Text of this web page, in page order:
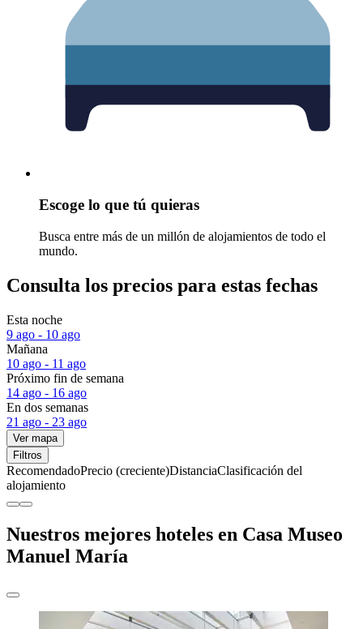
Escoge lo que tú quieras
Busca entre más de un millón de alojamientos de todo el
mundo.
Consulta los precios para estas fechas
Esta noche
9 ago - 10 ago
Mañana
10 ago - 11 ago
Próximo fin de semana
14 ago - 16 ago
En dos semanas
21 ago - 23 ago
Ver mapa
Filtros
RecomendadoPrecio (creciente)DistanciaClasificación del
alojamiento
Nuestros mejores hoteles en Casa Museo
Manuel María